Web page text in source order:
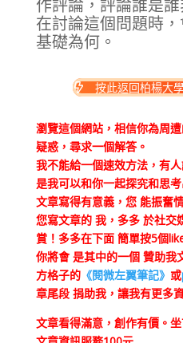
作評論，評論誰是
在討論這個問題時
基礎為何。
按此返回柏楊大
瀏覽這個網站，相信你為周
疑惑，尋求一個解答。
我不能給一個速效方法，有
是我可以和你一起探究和思考
文章寫得有意義，您 能振奮
您寫文章的 我，多多 於社交
賞！多多在下面 簡單按5個
你將會 是其中的一個 贊助我
方格子的《閱微左翼筆記》 或
章尾段 捐助我，讓我有更多
文章看得滿意，創作有價。